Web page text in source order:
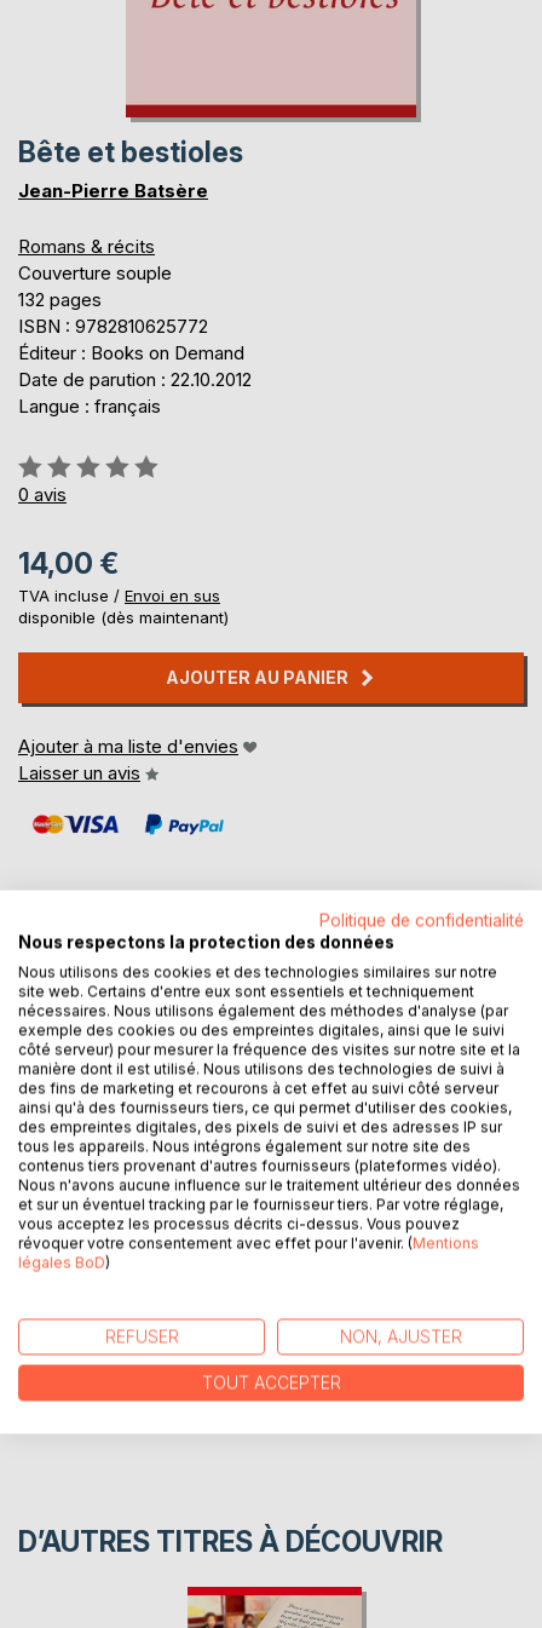
Bête et bestioles
Jean-Pierre Batsère
Romans & récits
Couverture souple
132 pages
ISBN : 9782810625772
Éditeur : Books on Demand
Date de parution : 22.10.2012
Langue : français
Évaluation:
0%
0 avis
14,00 €
TVA incluse / Envoi en sus
disponible (dès maintenant)
AJOUTER AU PANIER
Ajouter à ma liste d'envies
Laisser un avis
DESCRIPTION
Malgré son âge certain, c’est pourtant avec un cœur et une
âme d’enfant qu’il s’adresse à nous.
Incorrigible naïf, il redécouvre ces instants, sans grand
intérêt face à la marche du monde mais qui comptent tant
dans la vie d’un enfant, puis dans la vie d’un homme, quand
celui-ci a assez de sagesse pour se tourner vers son
passé heureux.
AUTEUR(S)
CRITIQUES PRESSE
D’AUTRES TITRES À DÉCOUVRIR
Politique de confidentialité
Nous respectons la protection des données
Nous utilisons des cookies et des technologies similaires sur notre
site web. Certains d'entre eux sont essentiels et techniquement
nécessaires. Nous utilisons également des méthodes d'analyse (par
exemple des cookies ou des empreintes digitales, ainsi que le suivi
côté serveur) pour mesurer la fréquence des visites sur notre site et la
manière dont il est utilisé. Nous utilisons des technologies de suivi à
des fins de marketing et recourons à cet effet au suivi côté serveur
ainsi qu'à des fournisseurs tiers, ce qui permet d'utiliser des cookies,
des empreintes digitales, des pixels de suivi et des adresses IP sur
tous les appareils. Nous intégrons également sur notre site des
contenus tiers provenant d'autres fournisseurs (plateformes vidéo).
Nous n'avons aucune influence sur le traitement ultérieur des données
et sur un éventuel tracking par le fournisseur tiers. Par votre réglage,
vous acceptez les processus décrits ci-dessus. Vous pouvez
révoquer votre consentement avec effet pour l'avenir. (Mentions
légales BoD)
REFUSER NON, AJUSTER
TOUT ACCEPTER